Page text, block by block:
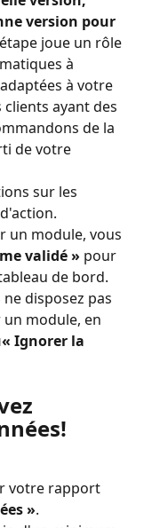
version pour
joue un rôle
à
à votre
ayant des
de la
de votre
sur les
un module, vous
validé » pour
de bord.
disposez pas
module, en
« Ignorer la
votre rapport
».